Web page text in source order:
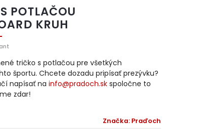
POTLAČOU
KRUH
Značka: Praďoch
tričko s potlačou pre všetkých
športu. Chcete dozadu pripísať prezývku?
napísať na info@pradoch.skspoločne to
zdar!